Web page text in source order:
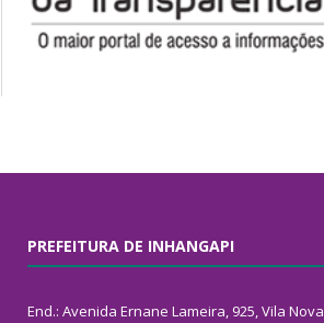
PREFEITURA DE INHANGAPI
End.: Avenida Ernane Lameira, 925, Vila Nova